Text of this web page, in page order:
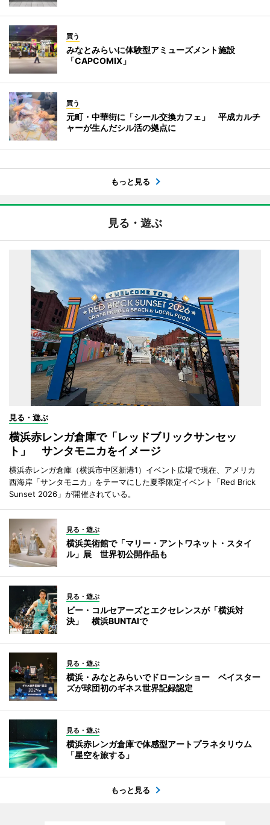
買う
みなとみらいに体験型アミューズメント施設
「CAPCOMIX」
買う
元町・中華街に「シール交換カフェ」 平成カルチ
ャーが生んだシル活の拠点に
もっと見る
見る・遊ぶ
見る・遊ぶ
横浜赤レンガ倉庫で「レッドブリックサンセッ
ト」 サンタモニカをイメージ
横浜赤レンガ倉庫（横浜市中区新港1）イベント広場で現在、アメリカ
西海岸「サンタモニカ」をテーマにした夏季限定イベント「Red Brick
Sunset 2026」が開催されている。
見る・遊ぶ
横浜美術館で「マリー・アントワネット・スタイ
ル」展 世界初公開作品も
見る・遊ぶ
ビー・コルセアーズとエクセレンスが「横浜対
決」 横浜BUNTAIで
見る・遊ぶ
横浜・みなとみらいでドローンショー ベイスター
ズが球団初のギネス世界記録認定
見る・遊ぶ
横浜赤レンガ倉庫で体感型アートプラネタリウム
「星空を旅する」
もっと見る